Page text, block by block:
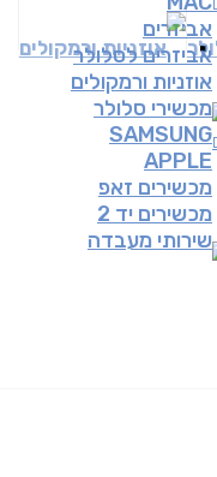
אוזניות ורמקולים
אביזרים
אביזרים לסלולר
אוזניות ורמקולים
מכשירי סלולר
SAMSUNG
APPLE
מכשירים זאפ
מכשירים יד 2
שירותי מעבדה